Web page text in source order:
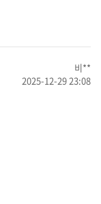
비**
2025-12-29 23:08